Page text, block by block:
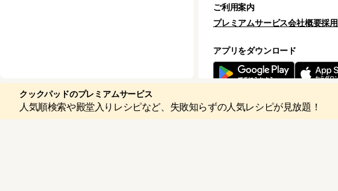
ご利用案内
プレミアムサービス会社概要採用
アプリをダウンロード
クックパッドのプレミアムサービス
人気順検索や殿堂入りレシピなど、失敗知らずの人気レシピが見放題！